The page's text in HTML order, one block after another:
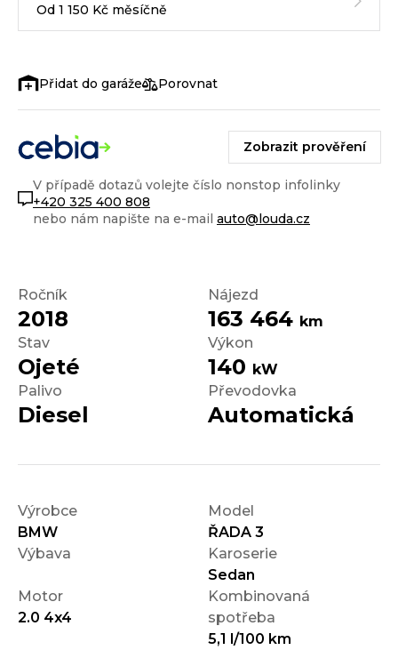
Ročník
2018
Nájezd
163 464 km
Stav
Ojeté
Výkon
140 kW
Palivo
Diesel
Převodovka
Automatická
Výrobce
BMW
Model
ŘADA 3
Výbava
Karoserie
Sedan
Motor
2.0 4x4
Kombinovaná
spotřeba
5,1 l/100 km
Od 1 150 Kč měsíčně
Porovnat
Zobrazit prověření
V případě dotazů volejte číslo nonstop infolinky
+420 325 400 808
nebo nám napište na e-mail auto@louda.cz